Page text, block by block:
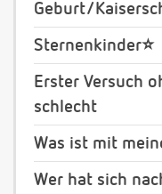
Geburt/
Sternenkinder⭐️
Erster Versuch
schlecht
Was ist mit
Wer hat sich